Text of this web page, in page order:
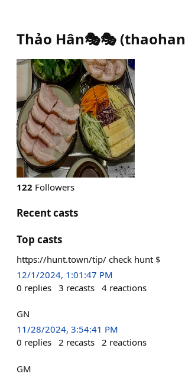
Thảo Hân🎭🎭 (thaohan
122 Followers
Recent casts
Top casts
https://hunt.town/tip/ check hunt $
12/1/2024, 1:01:47 PM
0 replies 3 recasts 4 reactions
GN
11/28/2024, 3:54:41 PM
0 replies 2 recasts 2 reactions
GM